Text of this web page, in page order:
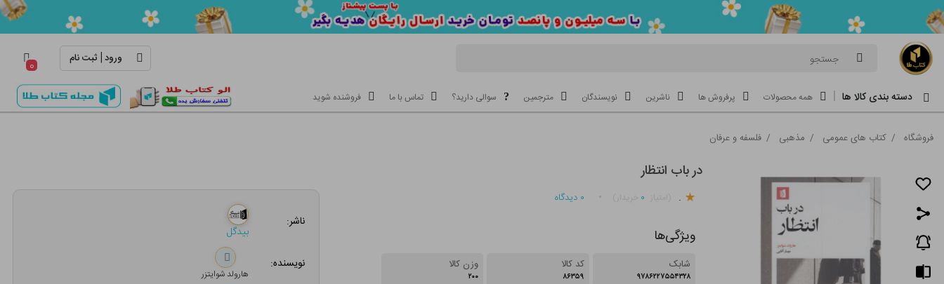
جستجو ورود| ثبت نام ۰
دسته بندی کالا ها همه محصولات پرفروش ها ناشرین نویسندگان مترجمین سوالی دارید؟ تماس با ما فروشنده شوید
فروشگاه / کتاب های عمومی / مذهبی / فلسفه و عرفان
در باب انتظار
. ۰ ۰ دیدگاه
ویژگی‌ها
شابک
۹۷۸۶۲۲۷۵۵۴۳۲۸
کد کالا
۸۶۳۵۹
وزن کالا
۲۰۰
ناشر:
بیدگل
نویسنده:
هارولد شوایتزر